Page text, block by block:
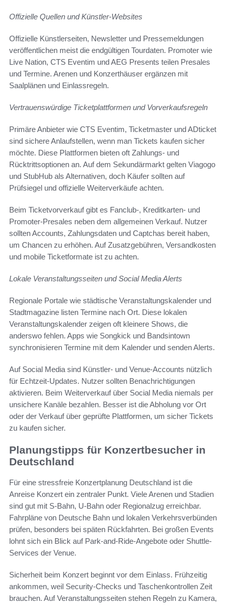
Offizielle Quellen und Künstler-Websites
Offizielle Künstlerseiten, Newsletter und Pressemeldungen
veröffentlichen meist die endgültigen Tourdaten. Promoter wie
Live Nation, CTS Eventim und AEG Presents teilen Presales
und Termine. Arenen und Konzerthäuser ergänzen mit
Saalplänen und Einlassregeln.
Vertrauenswürdige Ticketplattformen und Vorverkaufsregeln
Primäre Anbieter wie CTS Eventim, Ticketmaster und ADticket
sind sichere Anlaufstellen, wenn man Tickets kaufen sicher
möchte. Diese Plattformen bieten oft Zahlungs- und
Rücktrittsoptionen an. Auf dem Sekundärmarkt gelten Viagogo
und StubHub als Alternativen, doch Käufer sollten auf
Prüfsiegel und offizielle Weiterverkäufe achten.
Beim Ticketvorverkauf gibt es Fanclub-, Kreditkarten- und
Promoter-Presales neben dem allgemeinen Verkauf. Nutzer
sollten Accounts, Zahlungsdaten und Captchas bereit haben,
um Chancen zu erhöhen. Auf Zusatzgebühren, Versandkosten
und mobile Ticketformate ist zu achten.
Lokale Veranstaltungsseiten und Social Media Alerts
Regionale Portale wie städtische Veranstaltungskalender und
Stadtmagazine listen Termine nach Ort. Diese lokalen
Veranstaltungskalender zeigen oft kleinere Shows, die
anderswo fehlen. Apps wie Songkick und Bandsintown
synchronisieren Termine mit dem Kalender und senden Alerts.
Auf Social Media sind Künstler- und Venue-Accounts nützlich
für Echtzeit-Updates. Nutzer sollten Benachrichtigungen
aktivieren. Beim Weiterverkauf über Social Media niemals per
unsichere Kanäle bezahlen. Besser ist die Abholung vor Ort
oder der Verkauf über geprüfte Plattformen, um sicher Tickets
zu kaufen sicher.
Planungstipps für Konzertbesucher in
Deutschland
Für eine stressfreie Konzertplanung Deutschland ist die
Anreise Konzert ein zentraler Punkt. Viele Arenen und Stadien
sind gut mit S‑Bahn, U‑Bahn oder Regionalzug erreichbar.
Fahrpläne von Deutsche Bahn und lokalen Verkehrsverbünden
prüfen, besonders bei späten Rückfahrten. Bei großen Events
lohnt sich ein Blick auf Park-and‑Ride-Angebote oder Shuttle-
Services der Venue.
Sicherheit beim Konzert beginnt vor dem Einlass. Frühzeitig
ankommen, weil Security-Checks und Taschenkontrollen Zeit
brauchen. Auf Veranstaltungsseiten stehen Regeln zu Kamera,